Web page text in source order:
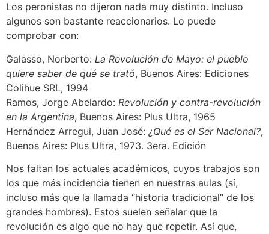
Los peronistas no dijeron nada muy distinto. Incluso
algunos son bastante reaccionarios. Lo puede
comprobar con:
Galasso, Norberto: La Revolución de Mayo: el pueblo
quiere saber de qué se trató, Buenos Aires: Ediciones
Colihue SRL, 1994
Ramos, Jorge Abelardo: Revolución y contra-revolución
en la Argentina, Buenos Aires: Plus Ultra, 1965
Hernández Arregui, Juan José: ¿Qué es el Ser Nacional?,
Buenos Aires: Plus Ultra, 1973. 3era. Edición
Nos faltan los actuales académicos, cuyos trabajos son
los que más incidencia tienen en nuestras aulas (sí,
incluso más que la llamada “historia tradicional” de los
grandes hombres). Estos suelen señalar que la
revolución es algo que no hay que repetir. Así que,